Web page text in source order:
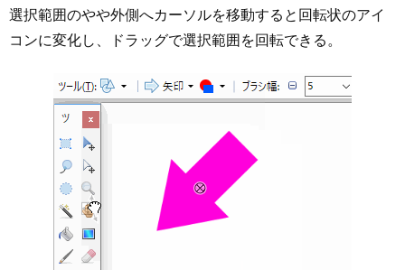
選択範囲のやや外側へカーソルを移動すると回転状のアイ
コンに変化し、ドラッグで選択範囲を回転できる。